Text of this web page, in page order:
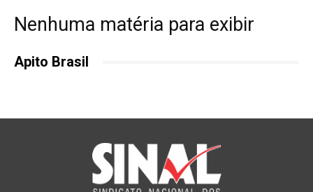
Nenhuma matéria para exibir
Apito Brasil